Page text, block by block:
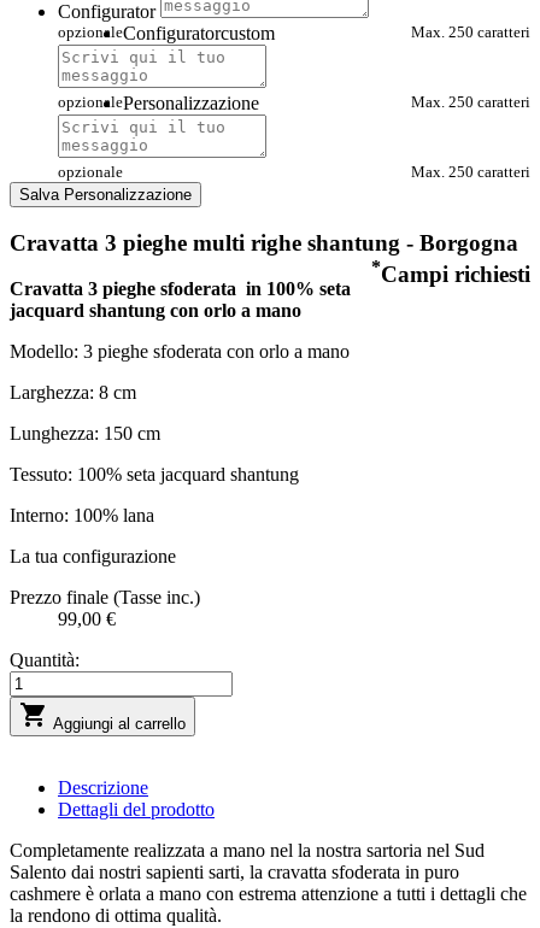
Configurator
opzionale Max. 250 caratteri
Configuratorcustom
opzionale Max. 250 caratteri
Personalizzazione
opzionale
Max. 250 caratteri
Salva Personalizzazione
Cravatta 3 pieghe multi righe shantung - Borgogna
*Campi richiesti
Cravatta 3 pieghe sfoderata in 100% seta
jacquard shantung con orlo a mano
Modello: 3 pieghe sfoderata con orlo a mano
Larghezza: 8 cm
Lunghezza: 150 cm
Tessuto: 100% seta jacquard shantung
Interno: 100% lana
La tua configurazione
Prezzo finale (Tasse inc.)
99,00 €
Quantità:
 Aggiungi al carrello
Descrizione
Dettagli del prodotto
Completamente realizzata a mano nel la nostra sartoria nel Sud
Salento dai nostri sapienti sarti, la cravatta sfoderata in puro
cashmere è orlata a mano con estrema attenzione a tutti i dettagli che
la rendono di ottima qualità.